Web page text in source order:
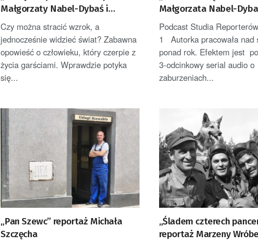
Małgorzaty Nabel-Dybaś i
Konrada Stanglewicza
Czy można stracić wzrok, a
jednocześnie widzieć świat? Zabawna
opowieść o człowieku, który czerpie z
życia garściami. Wprawdzie potyka
się...
Małgorzata Nabel-
Podcast Studia
1 Autorka pracowała nad
ponad rok. Efektem jest
3-odcinkowy serial audio o
zaburzeniach...
„Pan Szewc” reportaż Michała
Szczęcha
„Śladem czterech
reportaż Marzeny